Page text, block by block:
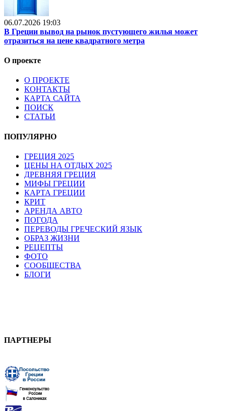
06.07.2026 19:03
В Греции вывод на рынок пустующего жилья может
отразиться на цене квадратного метра
О проекте
О ПРОЕКТЕ
КОНТАКТЫ
КАРТА САЙТА
ПОИСК
СТАТЬИ
ПОПУЛЯРНО
ГРЕЦИЯ 2025
ЦЕНЫ НА ОТДЫХ 2025
ДРЕВНЯЯ ГРЕЦИЯ
МИФЫ ГРЕЦИИ
КАРТА ГРЕЦИИ
КРИТ
АРЕНДА АВТО
ПОГОДА
ПЕРЕВОДЫ ГРЕЧЕСКИЙ ЯЗЫК
ОБРАЗ ЖИЗНИ
РЕЦЕПТЫ
ФОТО
СООБЩЕСТВА
БЛОГИ
ПАРТНЕРЫ